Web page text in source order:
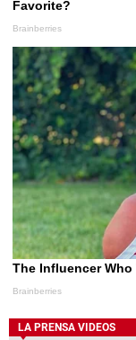
LA PRENSA VIDEOS